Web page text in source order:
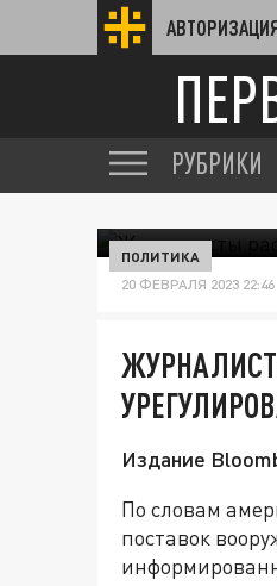
РУБРИКИ
ПОЛИТИКА
20 ФЕВРАЛЯ 2023 22:46
Издание
По словам
поставок